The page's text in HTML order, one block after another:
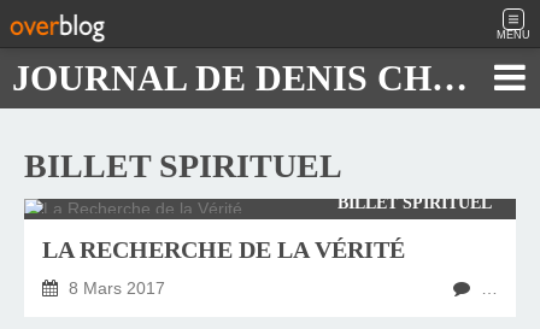
MENU
JOURNAL DE DENIS CHAUTARD
BILLET SPIRITUEL
BILLET SPIRITUEL
LA RECHERCHE DE LA VÉRITÉ
8 Mars 2017